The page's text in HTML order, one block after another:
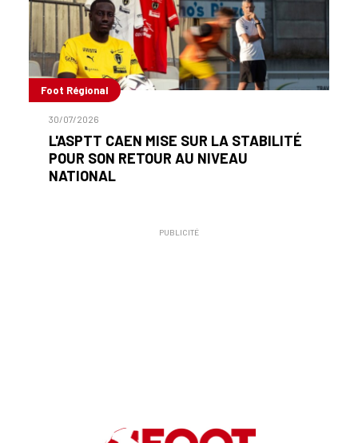
Foot Régional
30/07/2026
L'ASPTT CAEN MISE SUR LA STABILITÉ
POUR SON RETOUR AU NIVEAU
NATIONAL
PUBLICITÉ